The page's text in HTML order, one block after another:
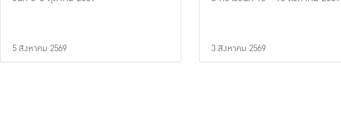
5 สิงหาคม 2569 3 สิงหาคม 2569